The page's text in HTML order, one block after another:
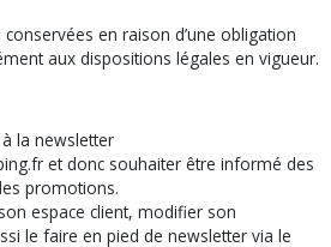
en raison d’une obligation
aux dispositions légales en vigueur.
à la newsletter
et donc souhaiter être informé des
promotions.
espace client, modifier son
le faire en pied de newsletter via le